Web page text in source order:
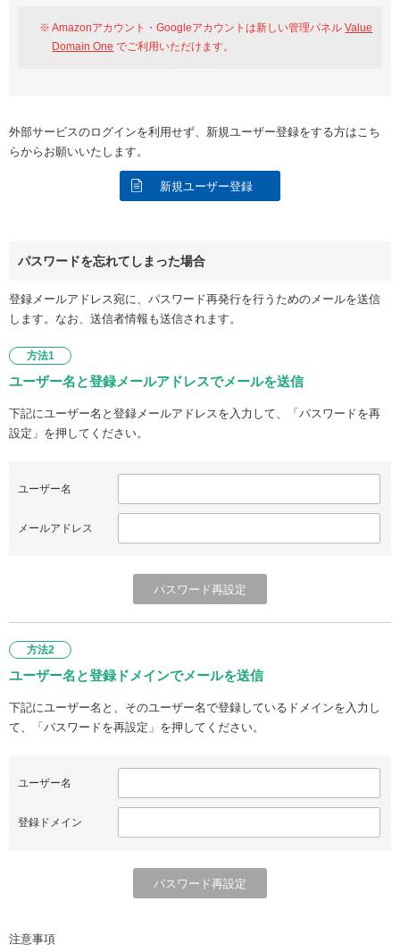
Amazonアカウント・Googleアカウントは新しい管理パネルValue
Domain One でご利用いただけます。
外部サービスのログインを利用せず、新規ユーザー登録をする方はこち
らからお願いいたします。
新規ユーザー登録
パスワードを忘れてしまった場合
登録メールアドレス宛に、パスワード再発行を行うためのメールを送信
します。なお、送信者情報も送信されます。
方法1
ユーザー名と登録メールアドレスでメールを送信
下記にユーザー名と登録メールアドレスを入力して、「パスワードを再
設定」を押してください。
ユーザー名
メールアドレス
方法2
ユーザー名と登録ドメインでメールを送信
下記にユーザー名と、そのユーザー名で登録しているドメインを入力し
て、「パスワードを再設定」を押してください。
ユーザー名
登録ドメイン
注意事項